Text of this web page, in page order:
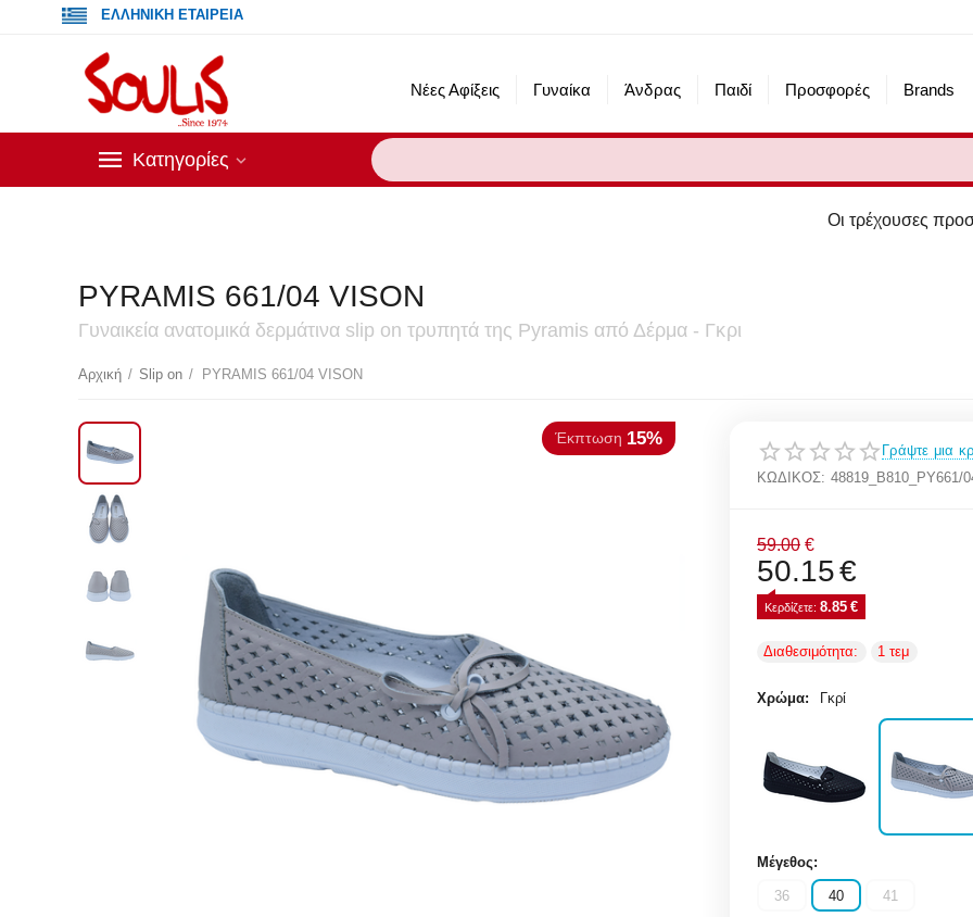
ΕΛΛΗΝΙΚΗ ΕΤΑΙΡΕΙΑ
Νέες Αφίξεις Γυναίκα Άνδρας Παιδί Προσφορές Brands
Κατηγορίες
Οι τρέχουσες προσφορές του
PYRAMIS 661/04 VISON
Γυναικεία ανατομικά δερμάτινα slip on τρυπητά της Pyramis από Δέρμα - Γκρι
Αρχική / Slip on / PYRAMIS 661/04 VISON
Γράψτε μια
ΚΩΔΙΚΟΣ: 48819_B810_PY661/
59.00 €
50.15€
Κερδίζετε: 8.85 €
Διαθεσιμότητα: 1 τεμ
Χρώμα: Γκρί
Μέγεθος:
36 40 41